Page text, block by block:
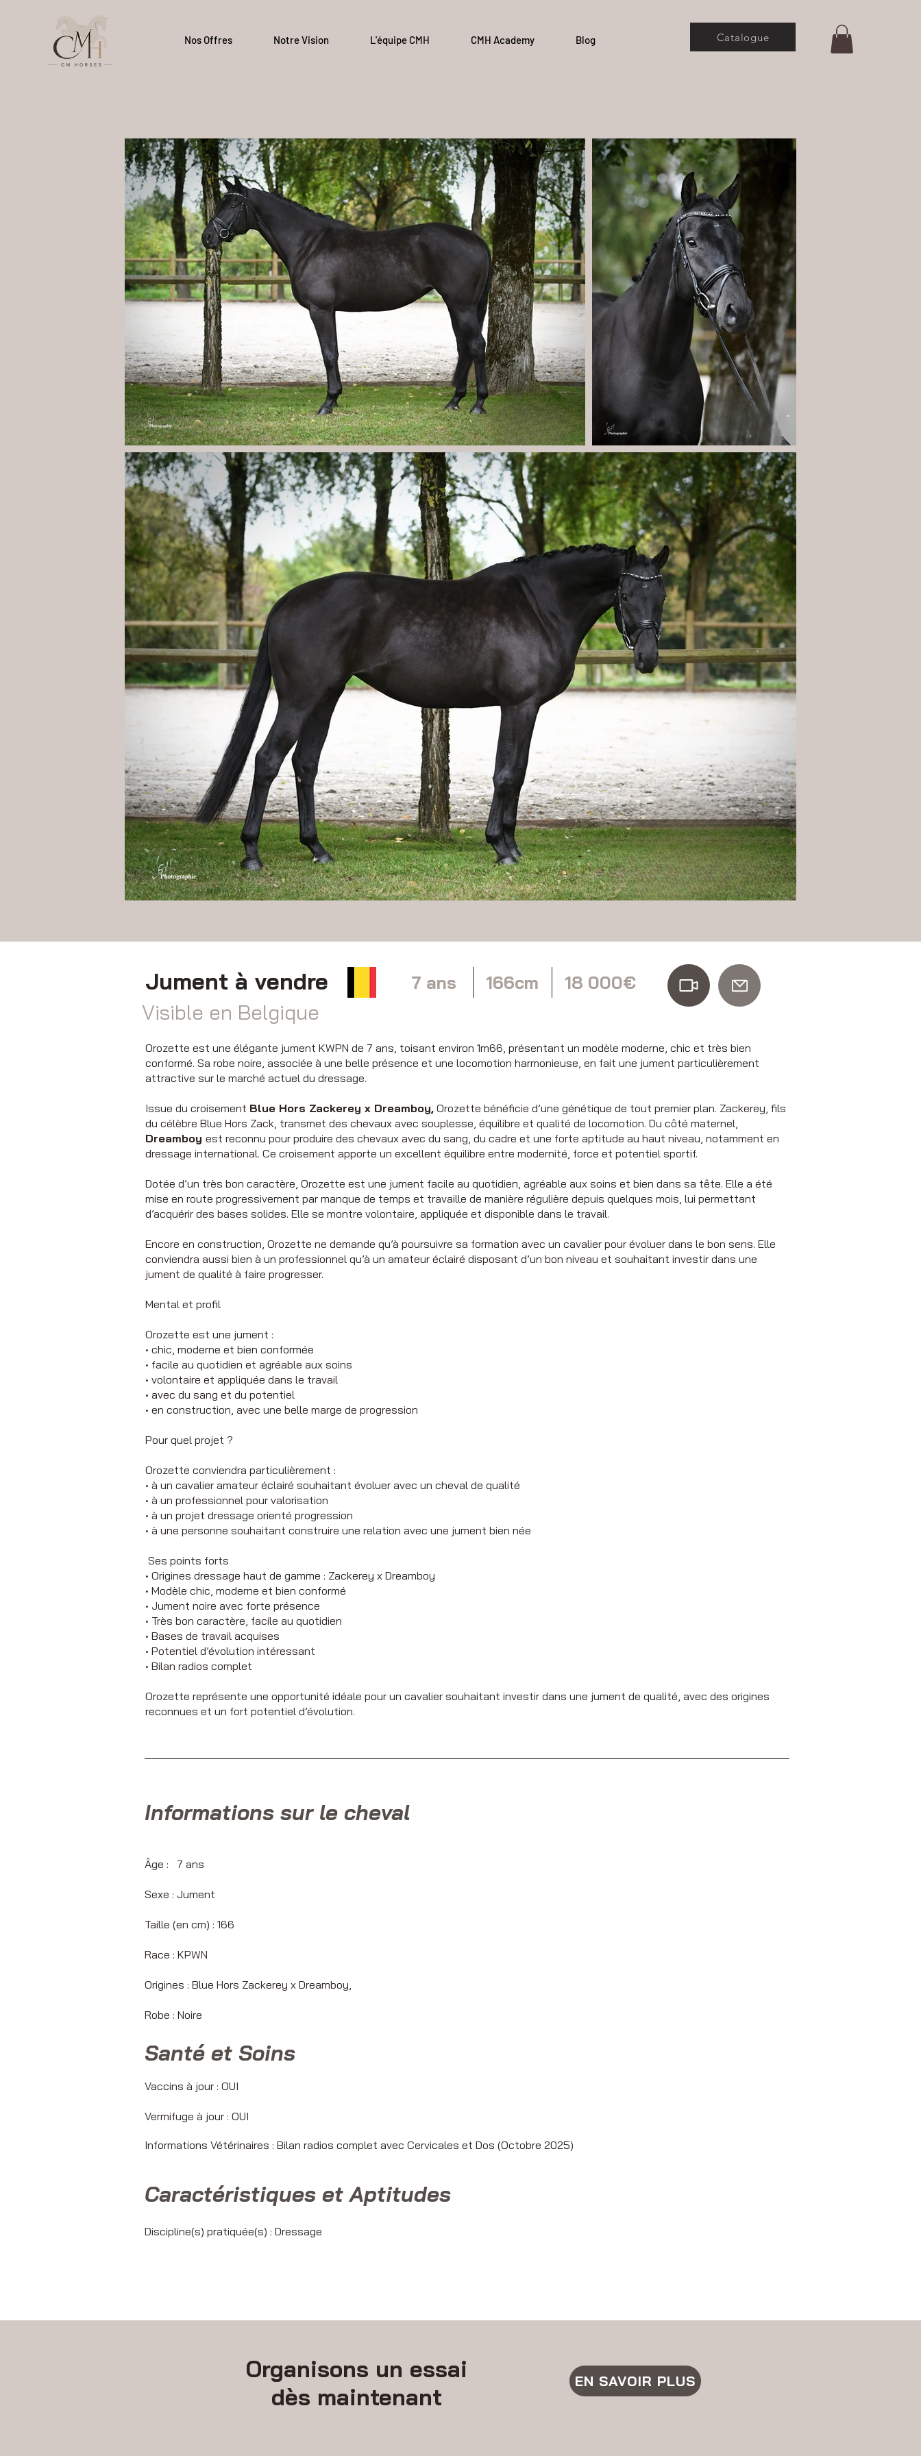
Nos Offres Notre Vision L'équipe CMH CMH Academy Blog Catalogue
Jument à vendre 7 ans
Visible en Belgique
166cm 18 000€
Orozette est une élégante jument KWPN de 7 ans, toisant environ 1m66, présentant un modèle moderne, chic et très bien
conformé. Sa robe noire, associée à une belle présence et une locomotion harmonieuse, en fait une jument particulièrement
attractive sur le marché actuel du dressage.
Issue du croisement Blue Hors Zackerey x Dreamboy, Orozette bénéficie d’une génétique de tout premier plan. Zackerey, fils
du célèbre Blue Hors Zack, transmet des chevaux avec souplesse, équilibre et qualité de locomotion. Du côté maternel,
Dreamboy est reconnu pour produire des chevaux avec du sang, du cadre et une forte aptitude au haut niveau, notamment en
dressage international. Ce croisement apporte un excellent équilibre entre modernité, force et potentiel sportif.
Dotée d’un très bon caractère, Orozette est une jument facile au quotidien, agréable aux soins et bien dans sa tête. Elle a été
mise en route progressivement par manque de temps et travaille de manière régulière depuis quelques mois, lui permettant
d’acquérir des bases solides. Elle se montre volontaire, appliquée et disponible dans le travail.
Encore en construction, Orozette ne demande qu’à poursuivre sa formation avec un cavalier pour évoluer dans le bon sens. Elle
conviendra aussi bien à un professionnel qu’à un amateur éclairé disposant d’un bon niveau et souhaitant investir dans une
jument de qualité à faire progresser.
Mental et profil
Orozette est une jument :
• chic, moderne et bien conformée
• facile au quotidien et agréable aux soins
• volontaire et appliquée dans le travail
• avec du sang et du potentiel
• en construction, avec une belle marge de progression
Pour quel projet ?
Orozette conviendra particulièrement :
• à un cavalier amateur éclairé souhaitant évoluer avec un cheval de qualité
• à un professionnel pour valorisation
• à un projet dressage orienté progression
• à une personne souhaitant construire une relation avec une jument bien née
Ses points forts
• Origines dressage haut de gamme : Zackerey x Dreamboy
• Modèle chic, moderne et bien conformé
• Jument noire avec forte présence
• Très bon caractère, facile au quotidien
• Bases de travail acquises
• Potentiel d’évolution intéressant
• Bilan radios complet
Orozette représente une opportunité idéale pour un cavalier souhaitant investir dans une jument de qualité, avec des origines
reconnues et un fort potentiel d’évolution.
Informations sur le cheval
Âge : 7 ans
Sexe : Jument
Taille (en cm) : 166
Race : KPWN
Origines : Blue Hors Zackerey x Dreamboy,
Robe : Noire
Santé et Soins
Vaccins à jour : OUI
Vermifuge à jour : OUI
Informations Vétérinaires : Bilan radios complet avec Cervicales et Dos (Octobre 2025)
Caractéristiques et Aptitudes
Discipline(s) pratiquée(s) : Dressage
Organisons un essai
dès maintenant
EN SAVOIR PLUS